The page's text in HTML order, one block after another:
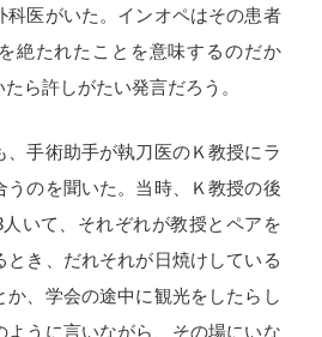
科医がいた。インオペはその患者
絶たれたことを意味するのだか
ら許しがたい発言だろう。
手術助手が執刀医のＫ教授にラ
うのを聞いた。当時、Ｋ教授の後
人いて、それぞれが教授とペアを
とき、だれそれが日焼けしている
か、学会の途中に観光をしたらし
ように言いながら、その場にいな